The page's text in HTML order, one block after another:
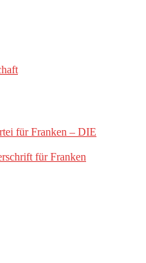
für Franken – DIE
für Franken